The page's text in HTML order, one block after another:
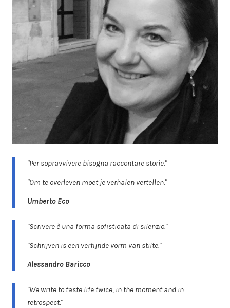
"Per sopravvivere bisogna raccontare storie."
"Om te overleven moet je verhalen vertellen."
Umberto Eco
"Scrivere è una forma sofisticata di silenzio."
"Schrijven is een verfijnde vorm van stilte."
Alessandro Baricco
"We write to taste life twice, in the moment and in
retrospect."